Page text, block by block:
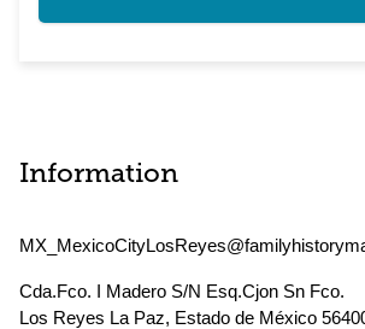
Information
Cda.Fco. I Madero S/N Esq.Cjon Sn Fco.
Los Reyes La Paz, Estado de México